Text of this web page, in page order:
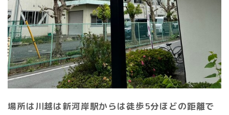
場所は川越は新河岸駅からは徒歩5分ほどの距離で